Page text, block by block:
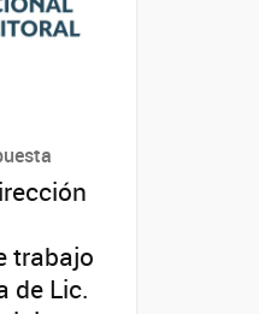
trabajo
de Lic.